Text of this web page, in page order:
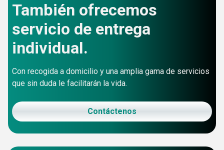
También ofrecemos
servicio de entrega
individual.
Con recogida a domicilio y una amplia gama de servicios
que sin duda le facilitarán la vida.
Contáctenos